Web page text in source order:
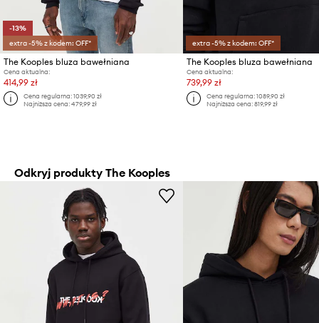
-13%
extra -5% z kodem: OFF*
The Kooples bluza bawełniana
Cena aktualna:
414,99 zł
Cena regularna:1039,90 zł
Najniższa cena:479,99 zł
extra -5% z kodem: OFF*
The Kooples bluza bawełniana
Cena aktualna:
739,99 zł
Cena regularna:1089,90 zł
Najniższa cena:819,99 zł
Odkryj produkty The Kooples